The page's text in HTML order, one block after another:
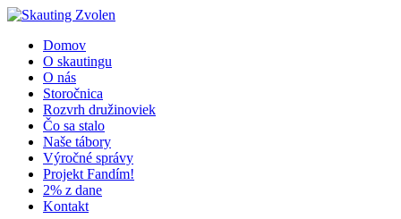
Domov
O skautingu
O nás
Storočnica
Rozvrh družinoviek
Čo sa stalo
Naše tábory
Výročné správy
Projekt Fandím!
2% z dane
Kontakt